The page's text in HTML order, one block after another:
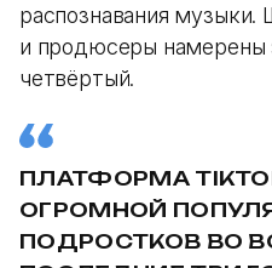
распознавания музыки.
и продюсеры намерены
четвёртый.
ПЛАТФОРМА
ОГРОМНОЙ
ПОДРОСТКОВ ВО